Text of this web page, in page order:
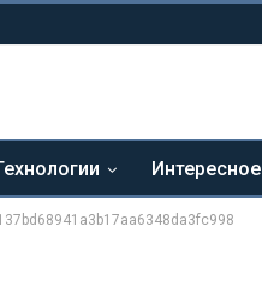
Интересное